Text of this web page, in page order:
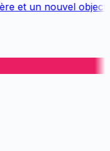
et un nouvel objectif,